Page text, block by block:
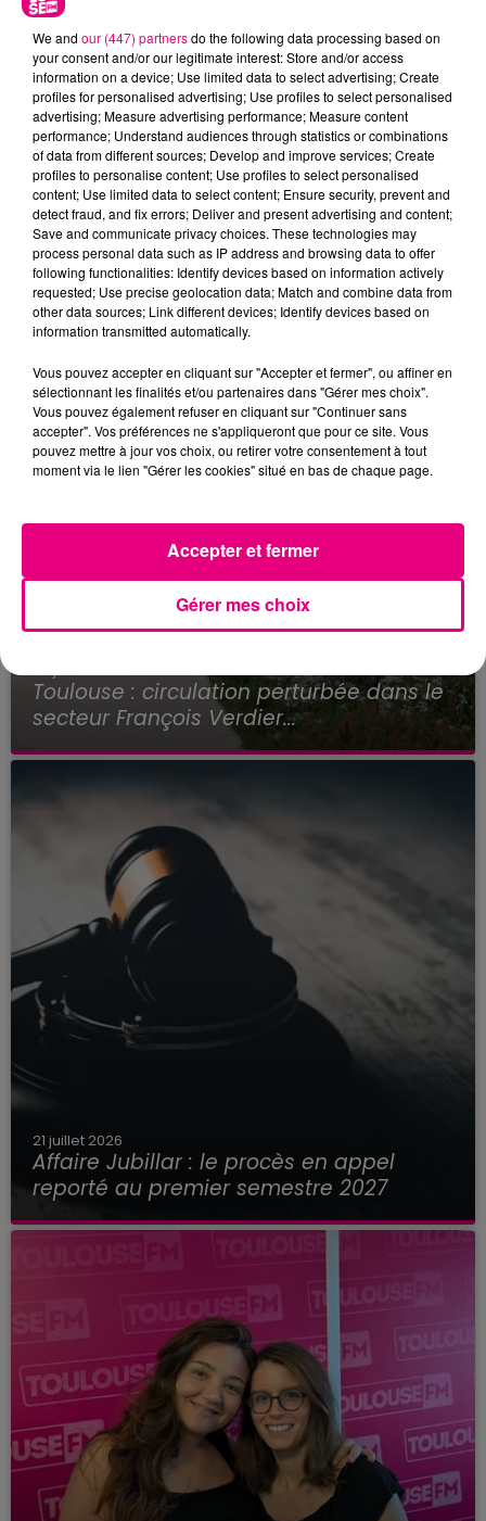
23 juillet 2026
Violent incendie au nord de Toulouse
22 juillet 2026
Toulouse : circulation perturbée dans le
secteur François Verdier...
21 juillet 2026
Affaire Jubillar : le procès en appel
reporté au premier semestre 2027
We and our (447) partnersdo the following data processing based on
your consent and/or our legitimate interest: Store and/or access
information on a device; Use limited data to select advertising; Create
profiles for personalised advertising; Use profiles to select personalised
advertising; Measure advertising performance; Measure content
performance; Understand audiences through statistics or combinations
of data from different sources; Develop and improve services; Create
profiles to personalise content; Use profiles to select personalised
content; Use limited data to select content; Ensure security, prevent and
detect fraud, and fix errors; Deliver and present advertising and content;
Save and communicate privacy choices. These technologies may
process personal data such as IP address and browsing data to offer
following functionalities: Identify devices based on information actively
requested; Use precise geolocation data; Match and combine data from
other data sources; Link different devices; Identify devices based on
information transmitted automatically.
Vous pouvez accepter en cliquant sur "Accepter et fermer", ou affiner en
sélectionnant les finalités et/ou partenaires dans "Gérer mes choix".
Vous pouvez également refuser en cliquant sur "Continuer sans
accepter". Vos préférences ne s'appliqueront que pour ce site. Vous
pouvez mettre à jour vos choix, ou retirer votre consentement à tout
moment via le lien "Gérer les cookies" situé en bas de chaque page.
Gérer mes choix
Accepter et fermer